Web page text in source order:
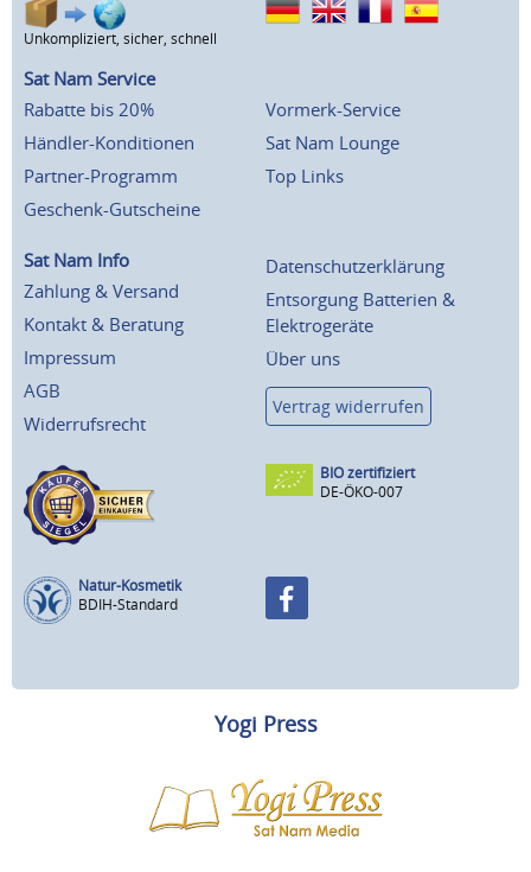
Unkompliziert, sicher, schnell
Sat Nam Service
Rabatte bis 20%
Händler-Konditionen
Partner-Programm
Geschenk-Gutscheine
Vormerk-Service
Sat Nam Lounge
Top Links
Sat Nam Info
Zahlung & Versand
Kontakt & Beratung
Impressum
AGB
Widerrufsrecht
Datenschutzerklärung
Entsorgung Batterien &
Elektrogeräte
Über uns
Vertrag widerrufen
BIO zertifiziert
DE-ÖKO-007
Natur-Kosmetik
BDIH-Standard
Yogi Press